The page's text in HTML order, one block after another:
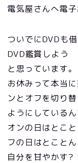
電気屋さんへ電
ついでにDVDも
DVD鑑賞しよう
と思っています。
お休みって本当
ンとオフを切り
ようにしているん
オンの日はとこ
フの日はとことん
自分を甘やかす